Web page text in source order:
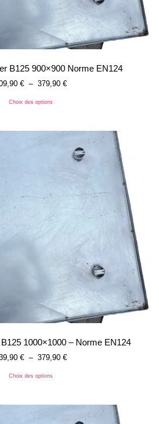
B125 900×900 Norme EN124
€ – 379,90 €
Choix des options
1000×1000 – Norme EN124
€ – 379,90 €
Choix des options